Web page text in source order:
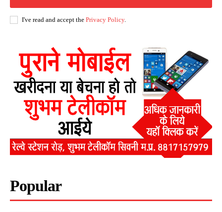
I've read and accept the Privacy Policy.
Popular